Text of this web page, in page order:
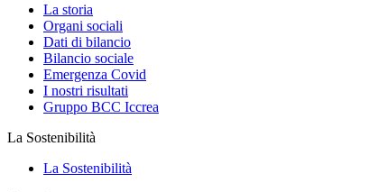
La storia
Organi sociali
Dati di bilancio
Bilancio sociale
Emergenza Covid
I nostri risultati
Gruppo BCC Iccrea
La Sostenibilità
La Sostenibilità